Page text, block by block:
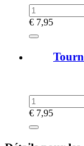
€ 7,95
€ 7,95